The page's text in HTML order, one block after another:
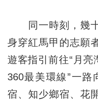
同一時刻，幾十
身穿紅馬甲的志願
遊客指引前往“月亮
360最美環線”一路
宿、知少鄉宿、花